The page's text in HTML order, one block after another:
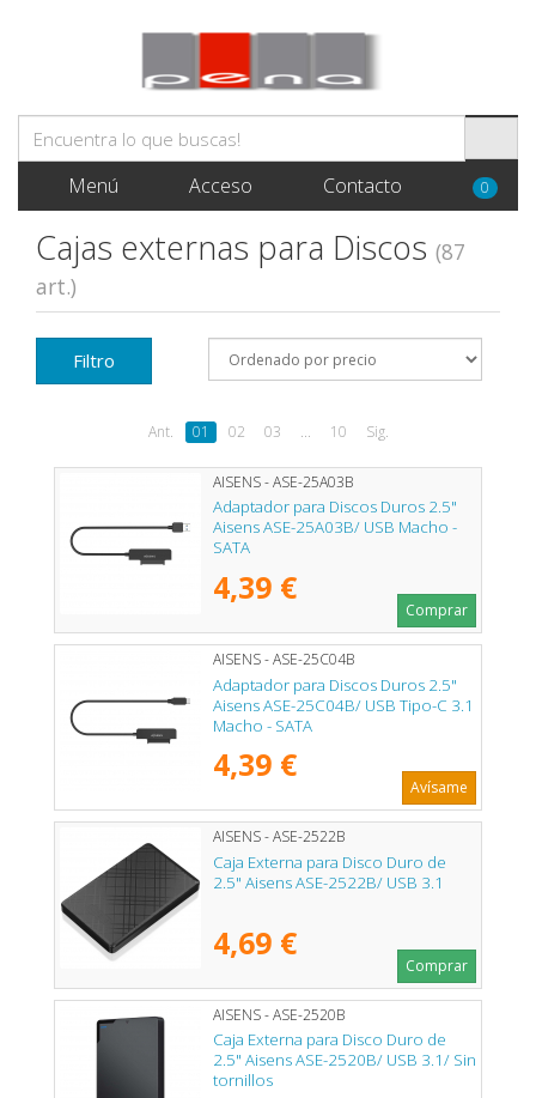
Menú Acceso Contacto 0
Cajas externas para Discos (87
art.)
Filtro
Ant. 01 02 03 ... 10 Sig.
AISENS - ASE-25A03B
Adaptador para Discos Duros 2.5"
Aisens ASE-25A03B/ USB Macho -
SATA
4,39 €
Comprar
AISENS - ASE-25C04B
Adaptador para Discos Duros 2.5"
Aisens ASE-25C04B/ USB Tipo-C 3.1
Macho - SATA
4,39 €
Avísame
AISENS - ASE-2522B
Caja Externa para Disco Duro de
2.5" Aisens ASE-2522B/ USB 3.1
4,69 €
Comprar
AISENS - ASE-2520B
Caja Externa para Disco Duro de
2.5" Aisens ASE-2520B/ USB 3.1/ Sin
tornillos